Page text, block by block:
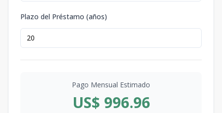
Plazo del Préstamo (años)
Pago Mensual Estimado
US$ 996.96